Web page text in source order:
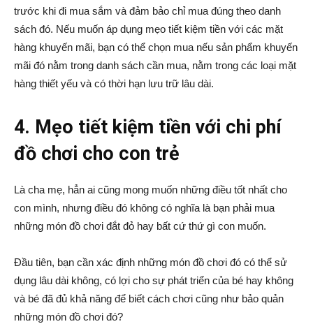
trước khi đi mua sắm và đảm bảo chỉ mua đúng theo danh
sách đó. Nếu muốn áp dụng mẹo tiết kiệm tiền với các mặt
hàng khuyến mãi, bạn có thể chọn mua nếu sản phẩm khuyến
mãi đó nằm trong danh sách cần mua, nằm trong các loại mặt
hàng thiết yếu và có thời hạn lưu trữ lâu dài.
4. Mẹo tiết kiệm tiền với chi phí
đồ chơi cho con trẻ
Là cha mẹ, hẳn ai cũng mong muốn những điều tốt nhất cho
con mình, nhưng điều đó không có nghĩa là bạn phải mua
những món đồ chơi đắt đỏ hay bất cứ thứ gì con muốn.
Đầu tiên, bạn cần xác định những món đồ chơi đó có thể sử
dụng lâu dài không, có lợi cho sự phát triển của bé hay không
và bé đã đủ khả năng để biết cách chơi cũng như bảo quản
những món đồ chơi đó?